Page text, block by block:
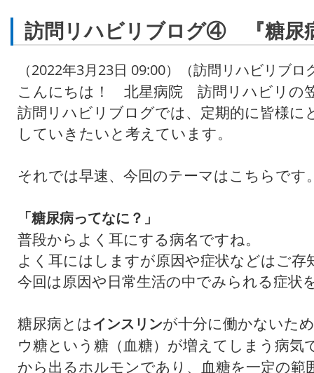
訪問リハビリブログ④ 『糖尿
（2022年3月23日 09:00）（訪問リハビリブロ
こんにちは！ 北星病院 訪問リハビリの
訪問リハビリブログでは、定期的に皆様に
していきたいと考えています。
それでは早速、今回のテーマはこちらです
「糖尿病ってなに？」
普段からよく耳にする病名ですね。
よく耳にはしますが原因や症状などはご存
今回は原因や日常生活の中でみられる症状
糖尿病とはインスリンが十分に働かないた
ウ糖という糖（血糖）が増えてしまう病気
から出るホルモンであり、血糖を一定の範